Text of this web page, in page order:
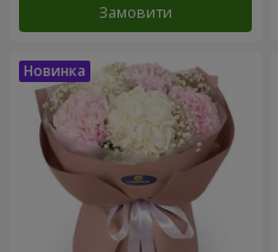
Замовити